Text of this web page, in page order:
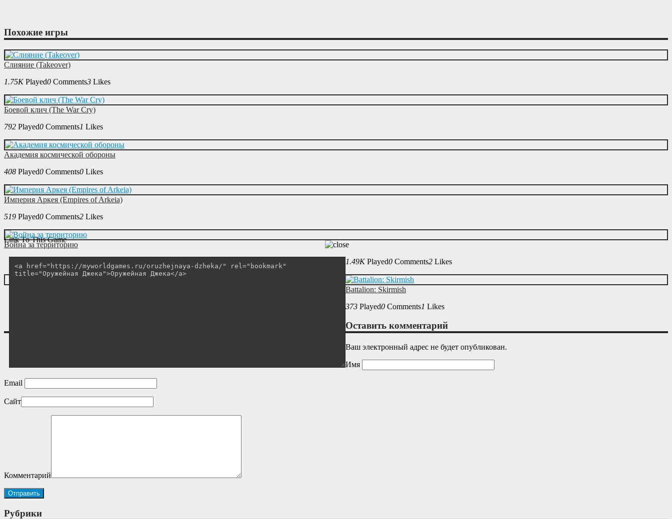
Link To This Game
Похожие игры
Слияние (Takeover)
1.75K Played0 Comments3 Likes
Боевой клич (The War Cry)
792 Played0 Comments1 Likes
Академия космической обороны
408 Played0 Comments0 Likes
Империя Аркея (Empires of Arkeia)
519 Played0 Comments2 Likes
Война за территорию
1.49K Played0 Comments2 Likes
Battalion: Skirmish
373 Played0 Comments1 Likes
Оставить комментарий
Ваш электронный адрес не будет опубликован.
Имя
Email
Сайт
Комментарий
Рубрики